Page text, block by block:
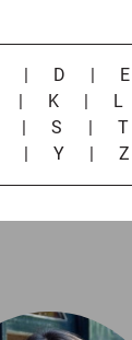
| D | E
| K | L
|S | T
| Y |Z